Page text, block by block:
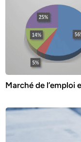
Marché de l’emploi